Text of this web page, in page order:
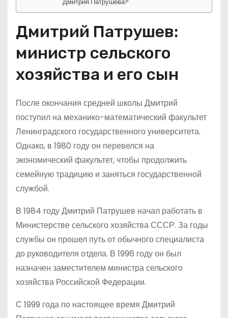
Дмитрий Патрушев:
министр сельского
хозяйства и его сын
После окончания средней школы Дмитрий
поступил на механико-математический факультет
Ленинградского государственного университета.
Однако, в 1980 году он перевелся на
экономический факультет, чтобы продолжить
семейную традицию и заняться государственной
службой.
В 1984 году Дмитрий Патрушев начал работать в
Министерстве сельского хозяйства СССР. За годы
службы он прошел путь от обычного специалиста
до руководителя отдела. В 1996 году он был
назначен заместителем министра сельского
хозяйства Российской Федерации.
С 1999 года по настоящее время Дмитрий